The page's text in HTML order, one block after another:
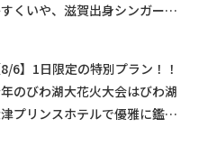
くいや、滋賀出身シンガーソ
8/6】1日限定の特別プラン！！
のびわ湖大花火大会はびわ湖
プリンスホテルで優雅に鑑賞